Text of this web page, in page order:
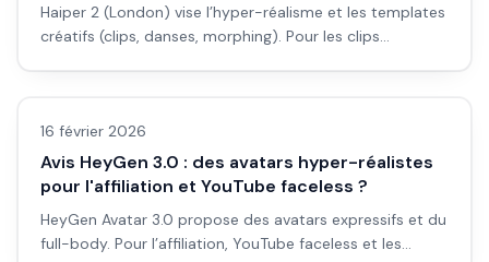
Haiper 2 (London) vise l’hyper-réalisme et les templates
créatifs (clips, danses, morphing). Pour les clips
Avis outils/services
16 février 2026
Avis HeyGen 3.0 : des avatars hyper-réalistes
pour l'affiliation et YouTube faceless ?
HeyGen Avatar 3.0 propose des avatars expressifs et du
full-body. Pour l’affiliation, YouTube faceless et les